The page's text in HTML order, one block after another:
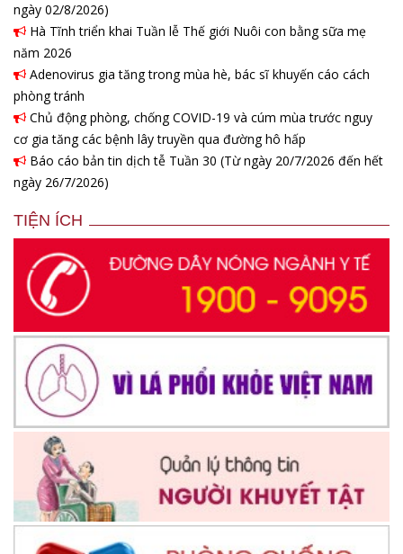
ngày 02/8/2026)
Hà Tĩnh triển khai Tuần lễ Thế giới Nuôi con bằng sữa mẹ
năm 2026
Adenovirus gia tăng trong mùa hè, bác sĩ khuyến cáo cách
phòng tránh
Chủ động phòng, chống COVID-19 và cúm mùa trước nguy
cơ gia tăng các bệnh lây truyền qua đường hô hấp
Báo cáo bản tin dịch tễ Tuần 30 (Từ ngày 20/7/2026 đến hết
ngày 26/7/2026)
TIỆN ÍCH